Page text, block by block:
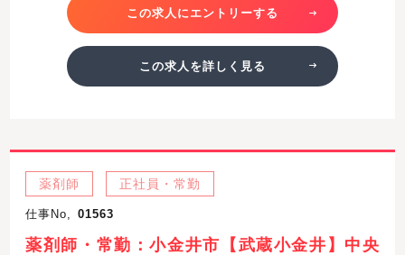
この求人にエントリーする
この求人を詳しく見る
薬剤師 正社員・常勤
仕事No, 01563
薬剤師・常勤：小金井市【武蔵小金井】中央